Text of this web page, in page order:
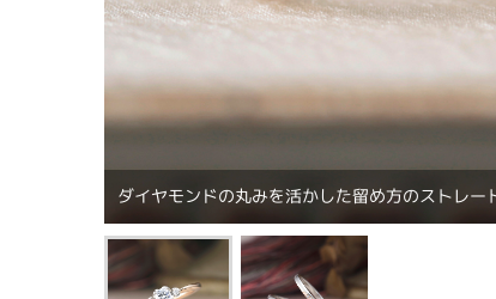
ダイヤモンドの丸みを活かした留め方のストレー